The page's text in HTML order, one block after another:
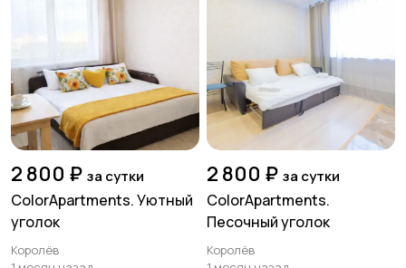
2 800 ₽ за сутки
ColorApartments. Уютный
уголок
Королёв
2 800 ₽ за сутки
ColorApartments.
Песочный уголок
Королёв